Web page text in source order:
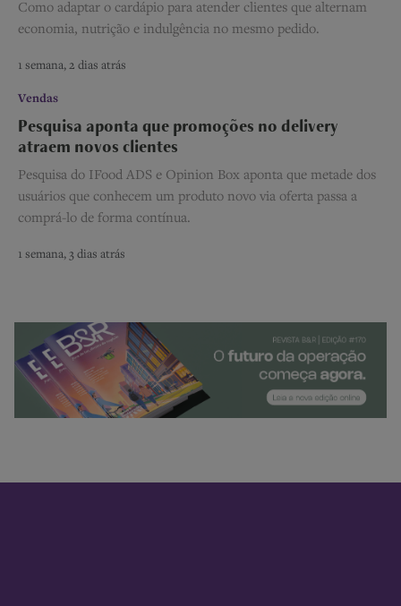
Como adaptar o cardápio para atender clientes que alternam
economia, nutrição e indulgência no mesmo pedido.
1 semana, 2 dias atrás
Vendas
Pesquisa aponta que promoções no delivery
atraem novos clientes
Pesquisa do IFood ADS e Opinion Box aponta que metade dos
usuários que conhecem um produto novo via oferta passa a
comprá-lo de forma contínua.
1 semana, 3 dias atrás